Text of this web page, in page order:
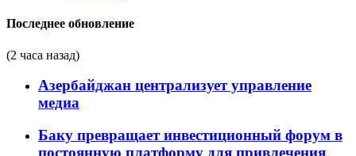
Последнее обновление
(2 часа назад)
Азербайджан централизует управление
медиа
Баку превращает инвестиционный форум в
постоянную платформу для привлечения